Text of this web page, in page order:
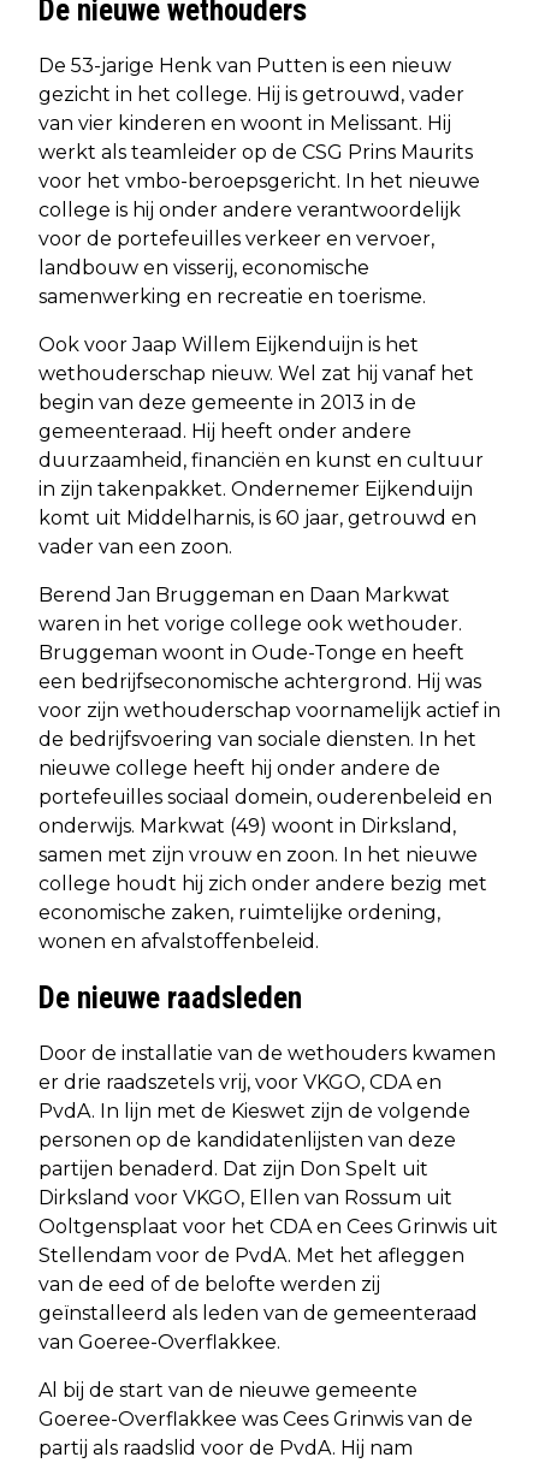
De nieuwe wethouders
De 53-jarige Henk van Putten is een nieuw
gezicht in het college. Hij is getrouwd, vader
van vier kinderen en woont in Melissant. Hij
werkt als teamleider op de CSG Prins Maurits
voor het vmbo-beroepsgericht. In het nieuwe
college is hij onder andere verantwoordelijk
voor de portefeuilles verkeer en vervoer,
landbouw en visserij, economische
samenwerking en recreatie en toerisme.
Ook voor Jaap Willem Eijkenduijn is het
wethouderschap nieuw. Wel zat hij vanaf het
begin van deze gemeente in 2013 in de
gemeenteraad. Hij heeft onder andere
duurzaamheid, financiën en kunst en cultuur
in zijn takenpakket. Ondernemer Eijkenduijn
komt uit Middelharnis, is 60 jaar, getrouwd en
vader van een zoon.
Berend Jan Bruggeman en Daan Markwat
waren in het vorige college ook wethouder.
Bruggeman woont in Oude-Tonge en heeft
een bedrijfseconomische achtergrond. Hij was
voor zijn wethouderschap voornamelijk actief in
de bedrijfsvoering van sociale diensten. In het
nieuwe college heeft hij onder andere de
portefeuilles sociaal domein, ouderenbeleid en
onderwijs. Markwat (49) woont in Dirksland,
samen met zijn vrouw en zoon. In het nieuwe
college houdt hij zich onder andere bezig met
economische zaken, ruimtelijke ordening,
wonen en afvalstoffenbeleid.
De nieuwe raadsleden
Door de installatie van de wethouders kwamen
er drie raadszetels vrij, voor VKGO, CDA en
PvdA. In lijn met de Kieswet zijn de volgende
personen op de kandidatenlijsten van deze
partijen benaderd. Dat zijn Don Spelt uit
Dirksland voor VKGO, Ellen van Rossum uit
Ooltgensplaat voor het CDA en Cees Grinwis uit
Stellendam voor de PvdA. Met het afleggen
van de eed of de belofte werden zij
geïnstalleerd als leden van de gemeenteraad
van Goeree-Overflakkee.
Al bij de start van de nieuwe gemeente
Goeree-Overflakkee was Cees Grinwis van de
partij als raadslid voor de PvdA. Hij nam